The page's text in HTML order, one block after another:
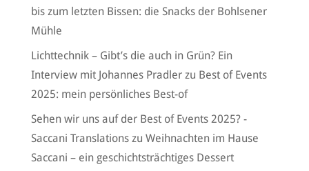
bis zum letzten Bissen: die Snacks der Bohlsener
Mühle
Lichttechnik – Gibt’s die auch in Grün? Ein
Interview mit Johannes Pradlerzu Best of Events
2025: mein persönliches Best-of
Sehen wir uns auf der Best of Events 2025? -
Saccani Translationszu Weihnachten im Hause
Saccani – ein geschichtsträchtiges Dessert